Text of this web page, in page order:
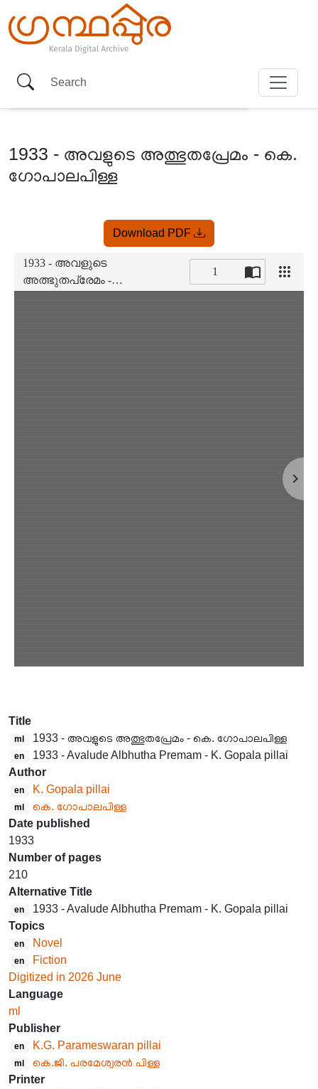
1933 - അവളുടെ അത്ഭുതപ്രേമം - കെ.
ഗോപാലപിള്ള
Download PDF
Title
ml 1933 - അവളുടെ അത്ഭുതപ്രേമം - കെ. ഗോപാലപിള്ള
en
1933 - Avalude Albhutha Premam - K. Gopala pillai
Author
en K. Gopala pillai
ml
കെ. ഗോപാലപിള്ള
Date published
1933
Number of pages
210
Alternative Title
en
1933 - Avalude Albhutha Premam - K. Gopala pillai
Topics
en Novel
en
Fiction
Digitized in 2026 June
Language
ml
Publisher
en K.G. Parameswaran pillai
ml
കെ.ജി. പരമേശ്വരൻ പിള്ള
Printer